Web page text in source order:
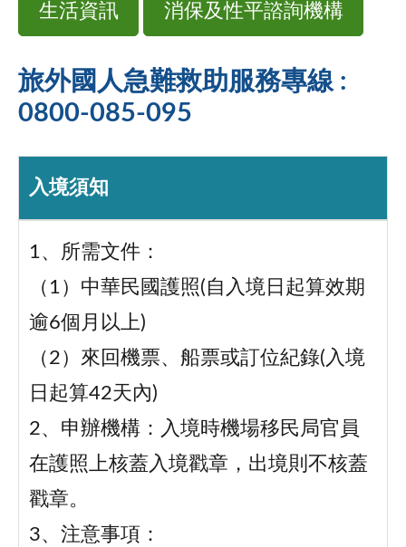
生活資訊 消保及性平諮詢機構
旅外國人急難救助服務專線 :
0800-085-095
入境須知
1、所需文件：
（1）中華民國護照(自入境日起算效期
逾6個月以上)
（2）來回機票、船票或訂位紀錄(入境
日起算42天內)
2、申辦機構：入境時機場移民局官員
在護照上核蓋入境戳章，出境則不核蓋
戳章。
3、注意事項：